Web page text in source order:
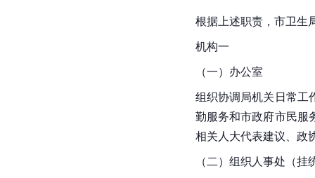
根据上述职责，市卫生
机构一
（一）办公室
组织协调局机关日常工
勤服务和市政府市民服
相关人大代表建议、政
（二）组织人事处（挂